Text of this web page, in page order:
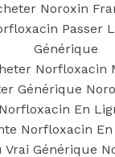
Type
and
hit
enter
Noroxin
Passer
Générique
Norfloxacin
Générique
En
Norfloxacin
Vrai Générique